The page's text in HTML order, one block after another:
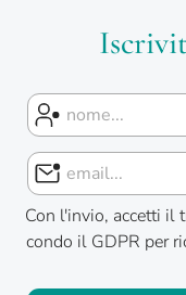
Con l'invio, accetti il
condo il GDPR per